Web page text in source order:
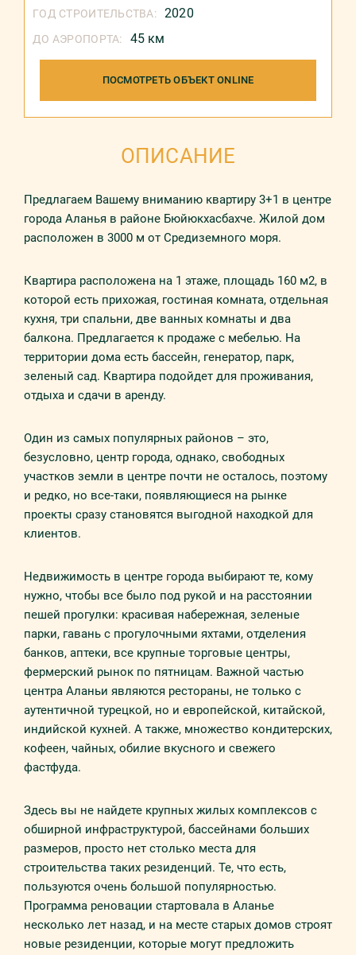
ГОД СТРОИТЕЛЬСТВА: 2020
ДО АЭРОПОРТА: 45 км
ПОСМОТРЕТЬ ОБЪЕКТ ONLINE
ОПИСАНИЕ
Предлагаем Вашему вниманию квартиру 3+1 в центре
города Аланья в районе Бюйюкхасбахче. Жилой дом
расположен в 3000 м от Средиземного моря.
Квартира расположена на 1 этаже, площадь 160 м2, в
которой есть прихожая, гостиная комната, отдельная
кухня, три спальни, две ванных комнаты и два
балкона. Предлагается к продаже с мебелью. На
территории дома есть бассейн, генератор, парк,
зеленый сад. Квартира подойдет для проживания,
отдыха и сдачи в аренду.
Один из самых популярных районов – это,
безусловно, центр города, однако, свободных
участков земли в центре почти не осталось, поэтому
и редко, но все-таки, появляющиеся на рынке
проекты сразу становятся выгодной находкой для
клиентов.
Недвижимость в центре города выбирают те, кому
нужно, чтобы все было под рукой и на расстоянии
пешей прогулки: красивая набережная, зеленые
парки, гавань с прогулочными яхтами, отделения
банков, аптеки, все крупные торговые центры,
фермерский рынок по пятницам. Важной частью
центра Аланьи являются рестораны, не только с
аутентичной турецкой, но и европейской, китайской,
индийской кухней. А также, множество кондитерских,
кофеен, чайных, обилие вкусного и свежего
фастфуда.
Здесь вы не найдете крупных жилых комплексов с
обширной инфраструктурой, бассейнами больших
размеров, просто нет столько места для
строительства таких резиденций. Те, что есть,
пользуются очень большой популярностью.
Программа реновации стартовала в Аланье
несколько лет назад, и на месте старых домов строят
новые резиденции, которые могут предложить